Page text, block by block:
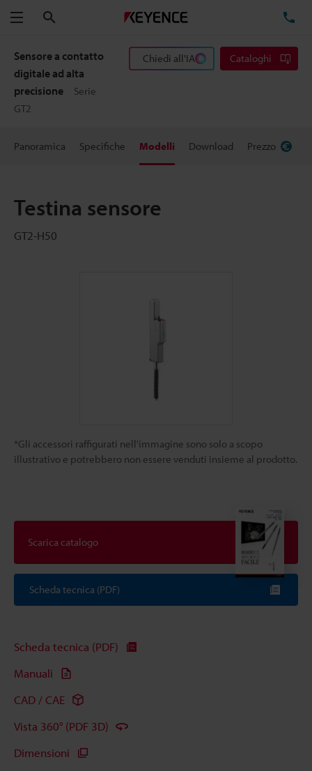
Menu
Sensore a contatto
digitale ad alta
precisione
Serie
GT2
Chiedi all'IA Cataloghi
Panoramica Specifiche Modelli Download Prezzo
Testina sensore
GT2-H50
*Gli accessori raffigurati nell'immagine sono solo a scopo
illustrativo e potrebbero non essere venduti insieme al prodotto.
Scarica catalogo
Scheda tecnica (PDF)
Scheda tecnica (PDF)
Manuali
CAD / CAE
Vista 360° (PDF 3D)
Dimensioni